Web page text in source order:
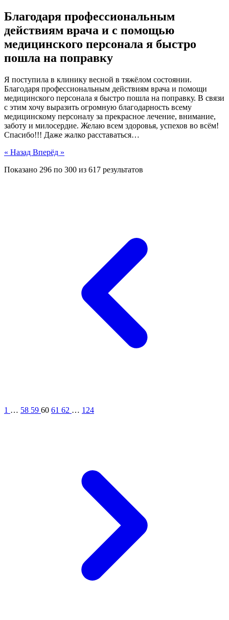
Благодаря профессиональным
действиям врача и с помощью
медицинского персонала я быстро
пошла на поправку
Я поступила в клинику весной в тяжёлом состоянии.
Благодаря профессиональным действиям врача и помощи
медицинского персонала я быстро пошла на поправку. В связи
с этим хочу выразить огромную благодарность всему
медицинскому персоналу за прекрасное лечение, внимание,
заботу и милосердие. Желаю всем здоровья, успехов во всём!
Спасибо!!! Даже жалко расставаться…
« Назад Вперёд »
Показано 296 по 300 из 617 результатов
1 … 58 59 60 61 62 … 124